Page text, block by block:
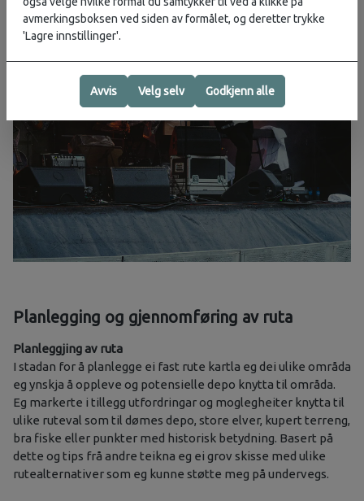
Planlegging og gjennomføring av ruta
Planleggjing av ruta
I stadan for å planlegge ei fast rute kartla eg dei ulike områda
eg ynskja å oppleve og potensielle depo knytta til områda.
Eg markerte i tillegg utfordringar og moglegheiter knytta til
ulike ruteval som til dømes depo, store elver, kupert terreng,
bra fiske eller punkter med historisk betydning. Basert på
dette og tips frå andre teikna eg ei grov skisse med ulike
rutealternativer som eg kunne støtte meg på undervegs.
avmerkingsboksen ved siden av formålet, og deretter trykke
'Lagre innstillinger'.
Avvis Velg selv Godkjenn alle